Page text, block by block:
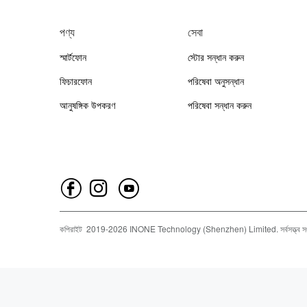
পণ্য
স্মার্টফোন
ফিচারফোন
আনুষঙ্গিক উপকরণ
সেবা
স্টোর সন্ধান করুন
পরিষেবা অনুসন্ধান
পরিষেবা সন্ধান করুন
কপিরাইট 2019-2026 INONE Technology (Shenzhen) Limited. সর্বসত্ত্ব